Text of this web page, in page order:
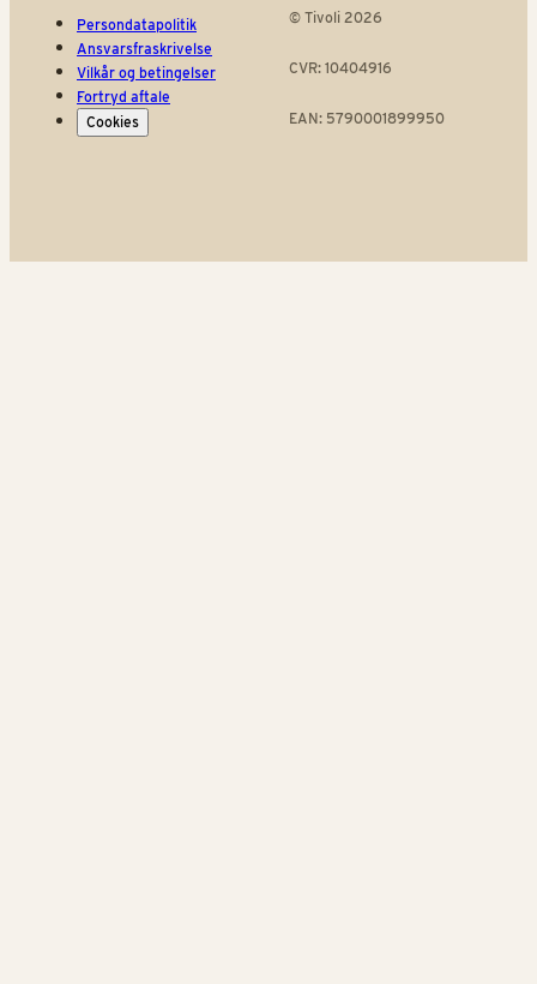
Persondatapolitik
Ansvarsfraskrivelse
Vilkår og betingelser
Fortryd aftale
Cookies
© Tivoli 2026
CVR: 10404916
EAN: 5790001899950